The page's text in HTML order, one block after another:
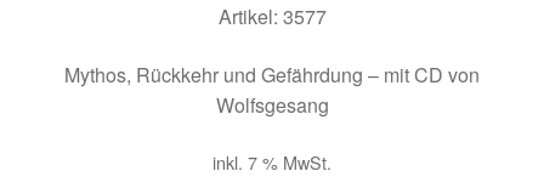
Artikel: 3577
Mythos, Rückkehr und Gefährdung – mit CD von
Wolfsgesang
inkl. 7 % MwSt.